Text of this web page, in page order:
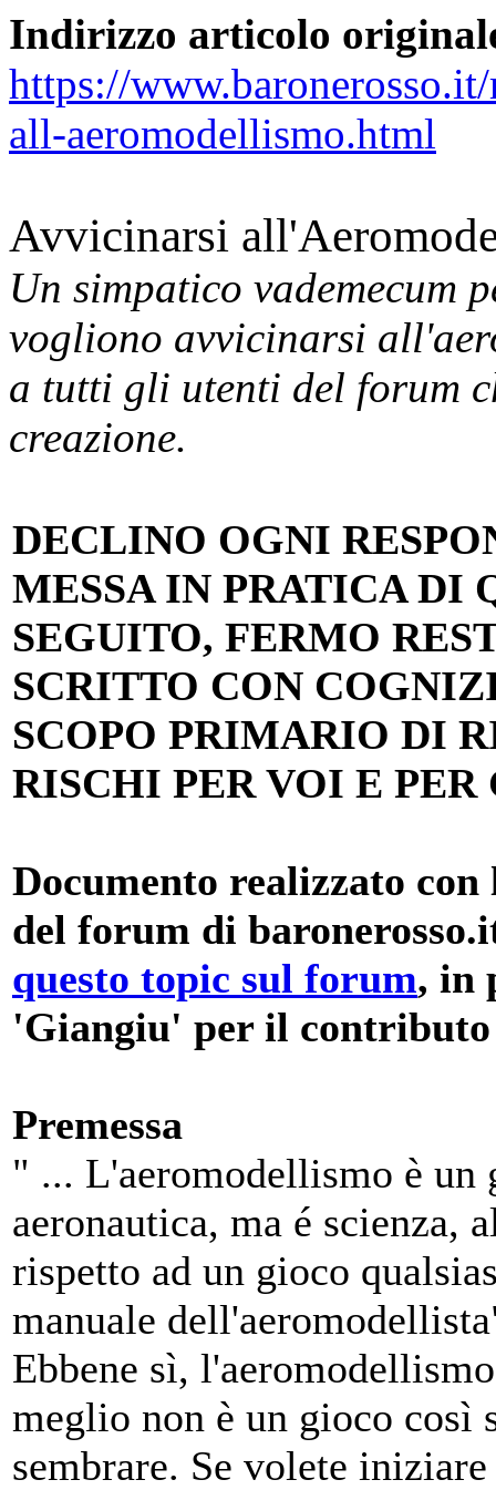
Indirizzo articolo
https://
all-aeromodellismo.html
Avvicinarsi
Un simpatico vademecum
vogliono avvicinarsi
a tutti gli utenti del forum
creazione.
DECLINO OGNI
MESSA IN PRATICA DI
SEGUITO, FERMO
SCRITTO CON
SCOPO PRIMARIO DI
RISCHI PER VOI E
Documento realizzato
del forum di
questo topic sul forum, in
'Giangiu' per il contributo
Premessa
" ... L'aeromodellismo è un
aeronautica, ma é scienza,
rispetto ad un gioco
manuale
Ebbene sì,
meglio non è un gioco così
sembrare. Se volete